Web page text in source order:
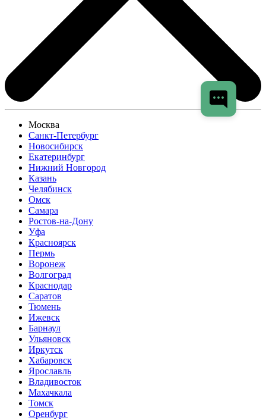
Москва
Санкт-Петербург
Новосибирск
Екатеринбург
Нижний Новгород
Казань
Челябинск
Омск
Самара
Ростов-на-Дону
Уфа
Красноярск
Пермь
Воронеж
Волгоград
Краснодар
Саратов
Тюмень
Ижевск
Барнаул
Ульяновск
Иркутск
Хабаровск
Ярославль
Владивосток
Махачкала
Томск
Оренбург